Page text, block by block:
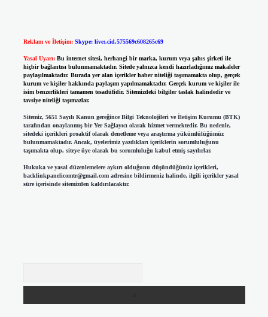
Reklam ve İletişim: Skype: live:.cid.575569c608265c69
Yasal Uyarı: Bu internet sitesi, herhangi bir marka, kurum veya şahıs şirketi ile
hiçbir bağlantısı bulunmamaktadır. Sitede yalnızca kendi hazırladığımız makaleler
paylaşılmaktadır. Burada yer alan içerikler haber niteliği taşımamakta olup, gerçek
kurum ve kişiler hakkında paylaşım yapılmamaktadır. Gerçek kurum ve kişiler ile
isim benzerlikleri tamamen tesadüfidir. Sitemizdeki bilgiler taslak halindedir ve
tavsiye niteliği taşımazlar.
Sitemiz, 5651 Sayılı Kanun gereğince Bilgi Teknolojileri ve İletişim Kurumu (BTK)
tarafından onaylanmış bir Yer Sağlayıcı olarak hizmet vermektedir. Bu nedenle,
sitedeki içerikleri proaktif olarak denetleme veya araştırma yükümlülüğümüz
bulunmamaktadır. Ancak, üyelerimiz yazdıkları içeriklerin sorumluluğunu
taşımakta olup, siteye üye olarak bu sorumluluğu kabul etmiş sayılırlar.
Hukuka ve yasal düzenlemelere aykırı olduğunu düşündüğünüz içerikleri,
backlinkpanelicomtr@gmail.comadresine bildirmeniz halinde, ilgili içerikler yasal
süre içerisinde sitemizden kaldırılacaktır.